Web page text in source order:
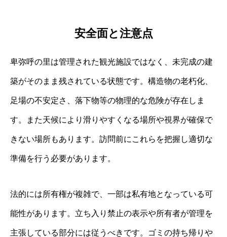
安全面と注意点
卑弥呼の里は管理された観光施設ではなく、未完成の建
築がそのまま残されている状態です。構造物の老朽化、
足場の不安定さ、落下物等の物理的な危険が存在しま
す。また天候により滑りやすくなる場所や視界が確保で
きない場所もあります。訪問前にこれらを把握し適切な
準備を行う必要があります。
法的には所有権が複雑で、一部は私有地となっている可
能性があります。立ち入り禁止の表示や所有者が管理を
主張している部分には従うべきです。ゴミの持ち帰りや